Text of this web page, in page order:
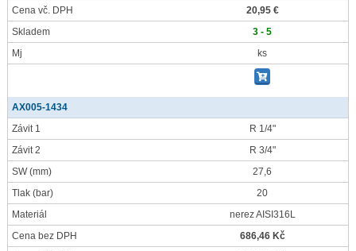
Cena vč. DPH
20,95 €
Skladem
3 - 5
Mj
ks
AX005-1434
Závit 1
R 1/4"
Závit 2
R 3/4"
SW(mm)
27,6
Tlak (bar)
20
Materiál
nerez AISI316L
Cena bez DPH
686,46 Kč